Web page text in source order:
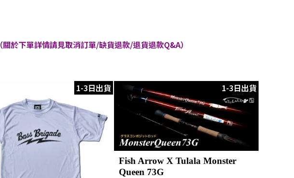
（關於下單詳情請見取消訂單/缺貨退款/退貨退款Q&A）
1-3日出貨 1-3日出貨
Fish Arrow X Tulala Monster
Queen 73G